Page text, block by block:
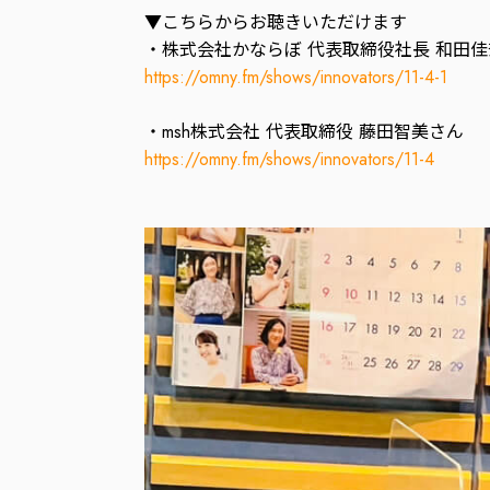
▼こちらからお聴きいただけます
・株式会社かならぼ 代表取締役社長 和田
https://omny.fm/shows/innovators/11-4-1
・msh株式会社 代表取締役 藤田智美さん
https://omny.fm/shows/innovators/11-4